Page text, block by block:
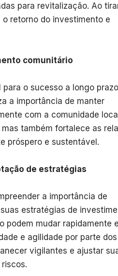
para revitalização. Ao
retorno do investimento e
comunitário
o sucesso a longo
a importância de manter
com a comunidade
também fortalece as
próspero e sustentável.
de estratégias
a importância de
estratégias de
podem mudar rapidamente
e agilidade por parte dos
vigilantes e ajustar